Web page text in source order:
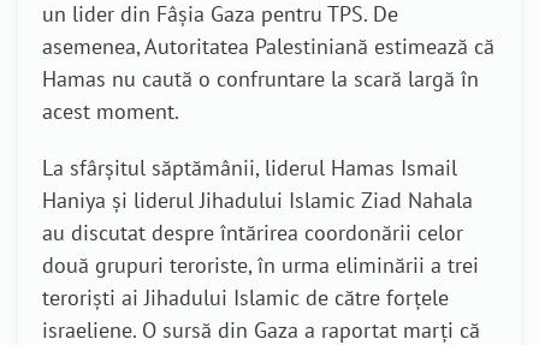
un lider din Fâșia Gaza pentru TPS. De
asemenea, Autoritatea Palestiniană estimează că
Hamas nu caută o confruntare la scară largă în
acest moment.
La sfârșitul săptămânii, liderul Hamas Ismail
Haniya și liderul Jihadului Islamic Ziad Nahala
au discutat despre întărirea coordonării celor
două grupuri teroriste, în urma eliminării a trei
teroriști ai Jihadului Islamic de către forțele
israeliene. O sursă din Gaza a raportat marți că